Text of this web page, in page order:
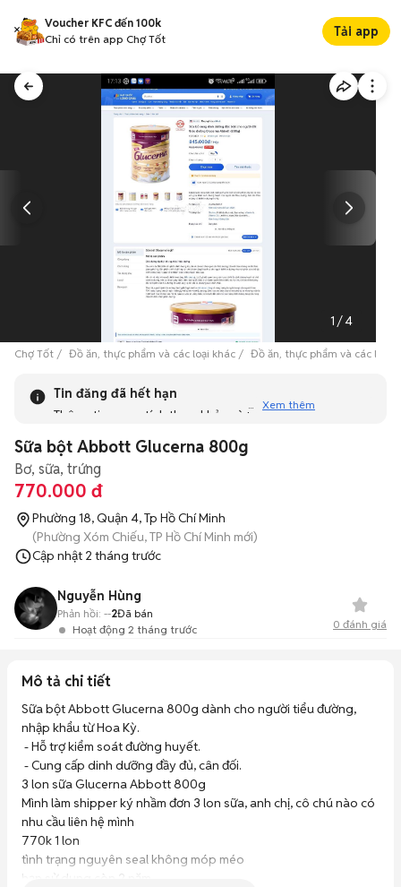
Voucher KFC đến 100k
Chỉ có trên app Chợ Tốt
Tải app
1 /4
Chợ Tốt Đồ ăn, thực phẩm và các loại khác Đồ ăn, thực phẩm và các loại
Tin đăng đã hết hạn
Thông tin mang tính tham khảo và bạn không thể liên hệ
tương tự khác dưới đây nhé!
Xem thêm
Sữa bột Abbott Glucerna 800g
Bơ, sữa, trứng
770.000 đ
Phường 18, Quận 4, Tp Hồ Chí Minh
(Phường Xóm Chiếu, TP Hồ Chí Minh mới)
Cập nhật 2 tháng trước
Nguyễn Hùng
Hoạt động 2 tháng trước
Phản hồi: --2Đã bán
0 đánh giá
Mô tả chi tiết
Sữa bột Abbott Glucerna 800g dành cho người tiểu đường,
nhập khẩu từ Hoa Kỳ.
3 lon sữa Glucerna Abbott 800g
Mình làm shipper ký nhầm đơn 3 lon sữa, anh chị, cô chú nào có
nhu cầu liên hệ mình
770k 1 lon
tình trạng nguyên seal không móp méo
hạn sử dụng còn 2 năm